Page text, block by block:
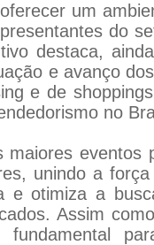
um
do
destaca,
e avanço
e de
no
maiores eventos
unindo a
e otimiza a
Assim